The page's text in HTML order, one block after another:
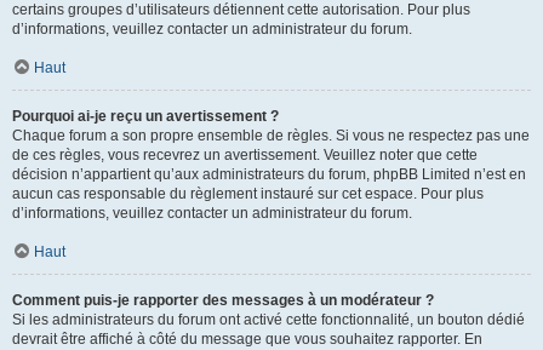
certains groupes d’utilisateurs détiennent cette autorisation. Pour plus
d’informations, veuillez contacter un administrateur du forum.
Haut
Pourquoi ai-je reçu un avertissement ?
Chaque forum a son propre ensemble de règles. Si vous ne respectez pas une
de ces règles, vous recevrez un avertissement. Veuillez noter que cette
décision n’appartient qu’aux administrateurs du forum, phpBB Limited n’est en
aucun cas responsable du règlement instauré sur cet espace. Pour plus
d’informations, veuillez contacter un administrateur du forum.
Haut
Comment puis-je rapporter des messages à un modérateur ?
Si les administrateurs du forum ont activé cette fonctionnalité, un bouton dédié
devrait être affiché à côté du message que vous souhaitez rapporter. En